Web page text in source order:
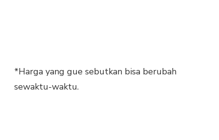
*Harga yang gue sebutkan bisa berubah
sewaktu-waktu.